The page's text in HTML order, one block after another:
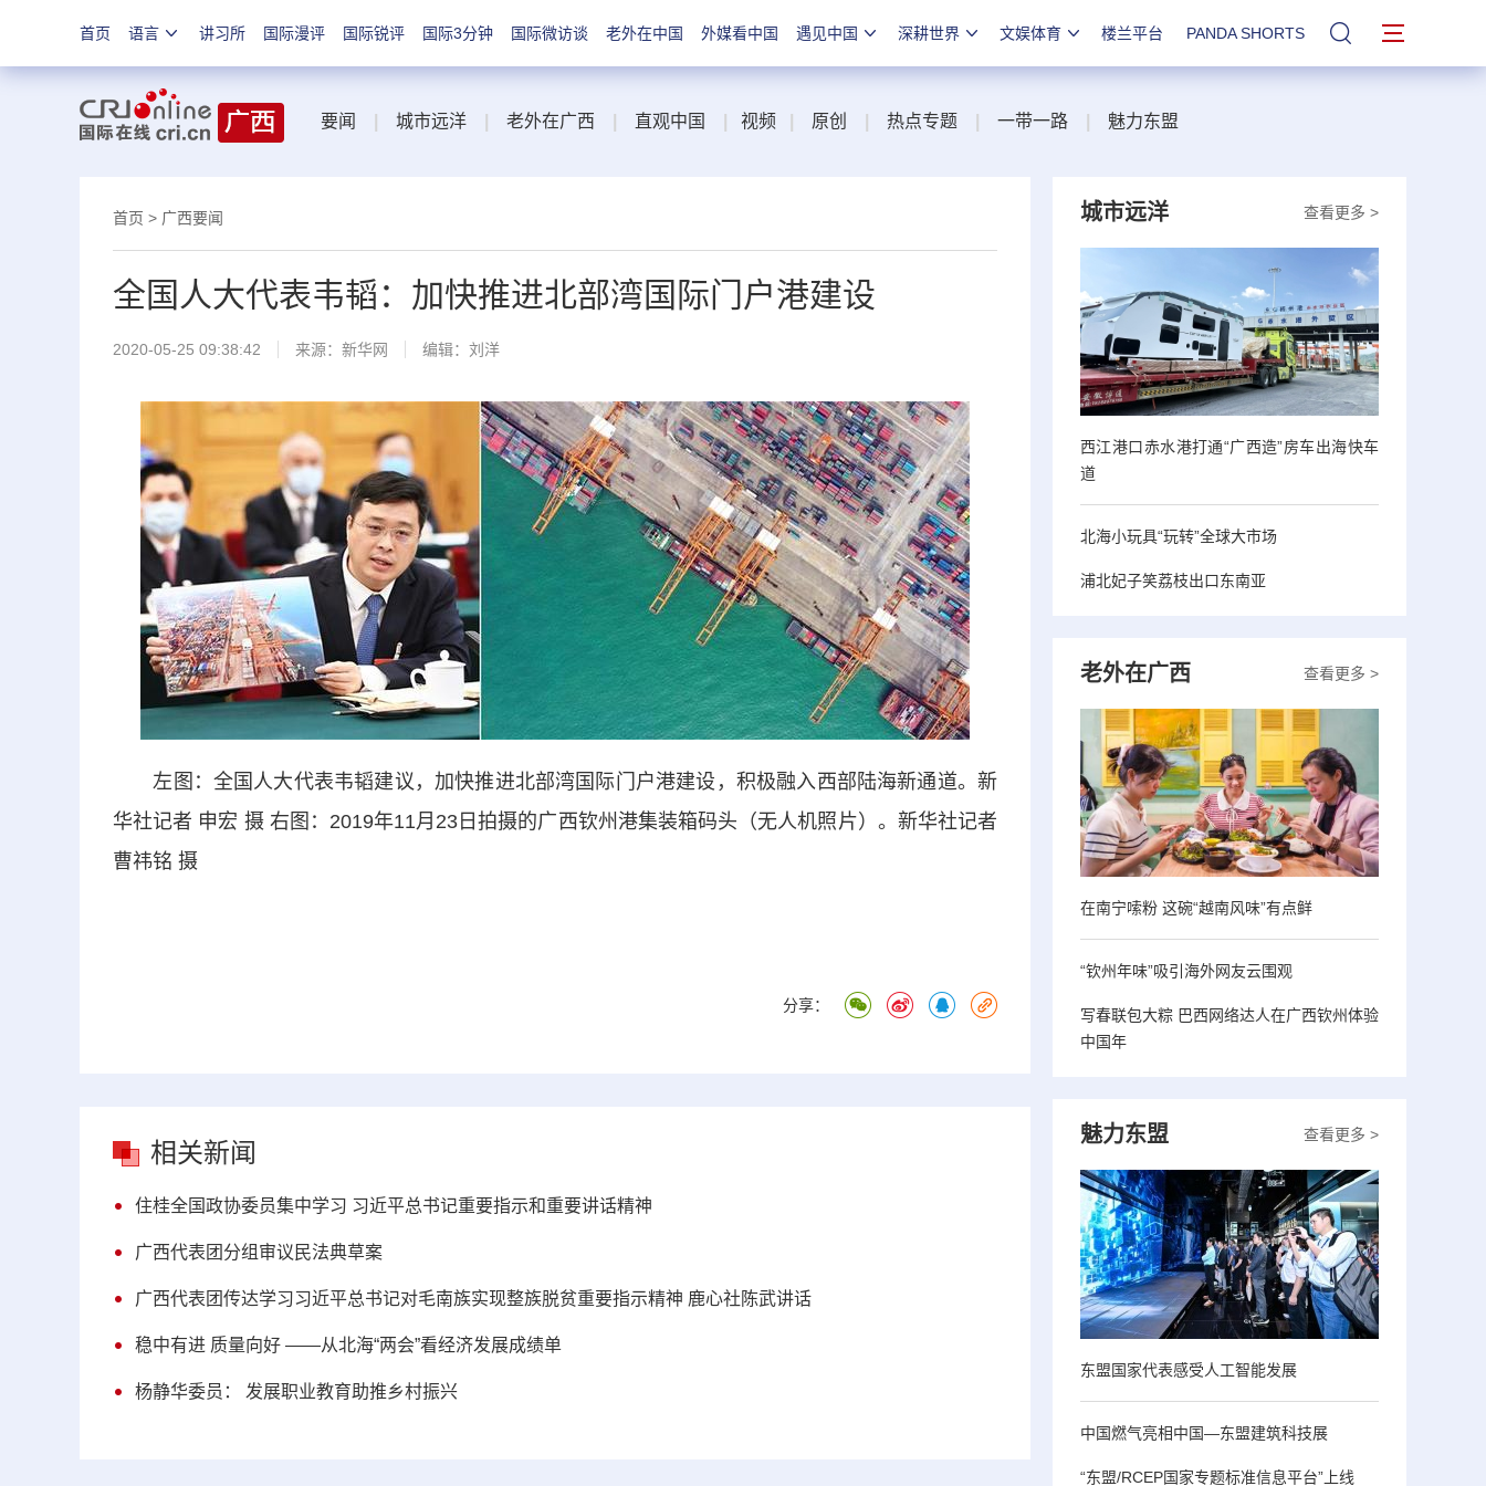
首页 语言 讲习所 国际漫评 国际锐评 国际3分钟 国际微访谈 老外在中国 外媒看中国 遇见中国 深耕世界 文娱体育 楼兰平台 PANDA SHORTS 站内搜索
要闻 城市远洋 老外在广西 直观中国 视频 原创 热点专题 一带一路 魅力东盟
首页 > 广西要闻
全国人大代表韦韬：加快推进北部湾国际门户港建设
2020-05-25 09:38:42 来源： 新华网 编辑：刘洋
左图：全国人大代表韦韬建议，加快推进北部湾国际门户港建设，积极融入西部陆海新通道。新
华社记者 申宏 摄 右图：2019年11月23日拍摄的广西钦州港集装箱码头（无人机照片）。新华社记者
曹祎铭 摄
分享：
相关新闻
住桂全国政协委员集中学习 习近平总书记重要指示和重要讲话精神
广西代表团分组审议民法典草案
广西代表团传达学习习近平总书记对毛南族实现整族脱贫重要指示精神 鹿心社陈武讲话
稳中有进 质量向好 ——从北海“两会”看经济发展成绩单
杨静华委员： 发展职业教育助推乡村振兴
查看更多 >
城市远洋
西江港口赤水港打通“广西造”房车出海快车
道
北海小玩具“玩转”全球大市场
浦北妃子笑荔枝出口东南亚
查看更多 >
老外在广西
在南宁嗦粉 这碗“越南风味”有点鲜
“钦州年味”吸引海外网友云围观
写春联包大粽 巴西网络达人在广西钦州体验
中国年
查看更多 >
魅力东盟
东盟国家代表感受人工智能发展
中国燃气亮相中国—东盟建筑科技展
“东盟/RCEP国家专题标准信息平台”上线